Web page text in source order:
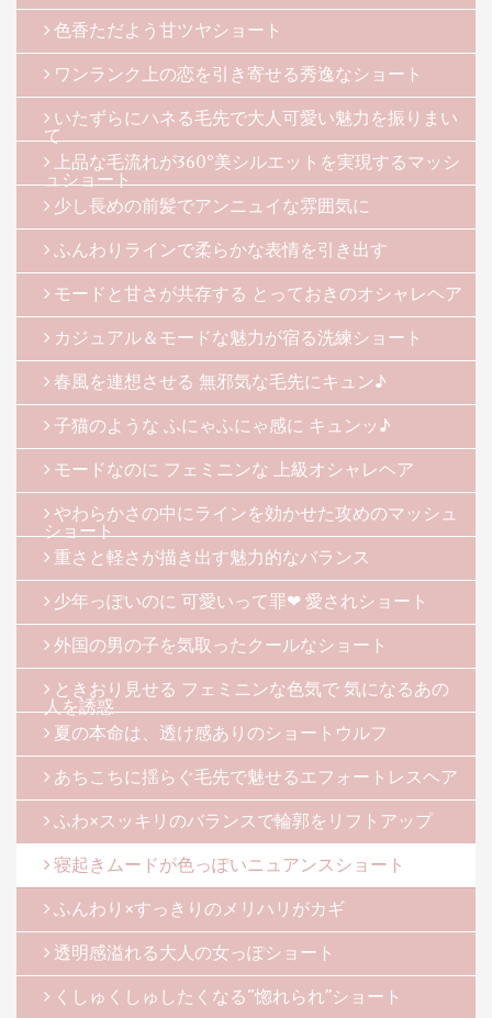
色香ただよう甘ツヤショート
ワンランク上の恋を引き寄せる秀逸なショート
いたずらにハネる毛先で大人可愛い魅力を振りまい
て
上品な毛流れが360°美シルエットを実現するマッシ
ュショート
少し長めの前髪でアンニュイな雰囲気に
ふんわりラインで柔らかな表情を引き出す
モードと甘さが共存する とっておきのオシャレヘア
カジュアル＆モードな魅力が宿る洗練ショート
春風を連想させる 無邪気な毛先にキュン♪
子猫のような ふにゃふにゃ感に キュンッ♪
モードなのに フェミニンな 上級オシャレヘア
やわらかさの中にラインを効かせた攻めのマッシュ
ショート
重さと軽さが描き出す魅力的なバランス
少年っぽいのに 可愛いって罪❤ 愛されショート
外国の男の子を気取ったクールなショート
ときおり見せる フェミニンな色気で 気になるあの
人を誘惑
夏の本命は、透け感ありのショートウルフ
あちこちに揺らぐ毛先で魅せるエフォートレスヘア
ふわ×スッキリのバランスで輪郭をリフトアップ
寝起きムードが色っぽいニュアンスショート
ふんわり×すっきりのメリハリがカギ
透明感溢れる大人の女っぽショート
くしゅくしゅしたくなる“惚れられ”ショート